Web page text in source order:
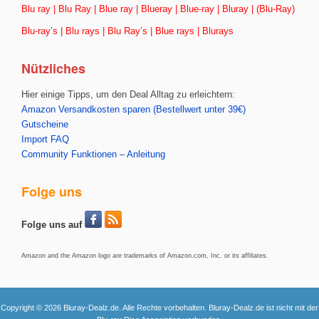
Blu ray | Blu Ray | Blue ray | Blueray | Blue-ray | Bluray | (Blu-Ray)
Blu-ray’s | Blu rays | Blu Ray’s | Blue rays | Blurays
Nützliches
Hier einige Tipps, um den Deal Alltag zu erleichtern:
Amazon Versandkosten sparen (Bestellwert unter 39€)
Gutscheine
Import FAQ
Community Funktionen – Anleitung
Folge uns
Folge uns auf
Amazon and the Amazon logo are trademarks of Amazon.com, Inc. or its affiliates.
Copyright © 2026 Bluray-Dealz.de. Alle Rechte vorbehalten. Bluray-Dealz.de ist nicht mit der